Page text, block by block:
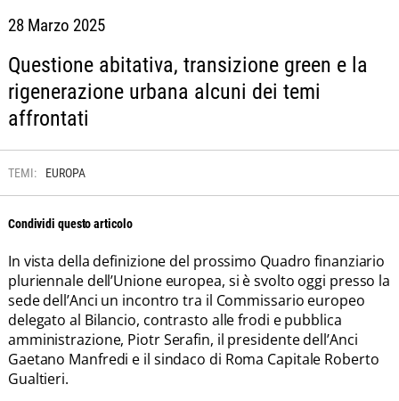
28 Marzo 2025
Questione abitativa, transizione green e la
rigenerazione urbana alcuni dei temi
affrontati
TEMI: EUROPA
Condividi questo articolo
In vista della definizione del prossimo Quadro finanziario
pluriennale dell’Unione europea, si è svolto oggi presso la
sede dell’Anci un incontro tra il Commissario europeo
delegato al Bilancio, contrasto alle frodi e pubblica
amministrazione, Piotr Serafin, il presidente dell’Anci
Gaetano Manfredi e il sindaco di Roma Capitale Roberto
Gualtieri.